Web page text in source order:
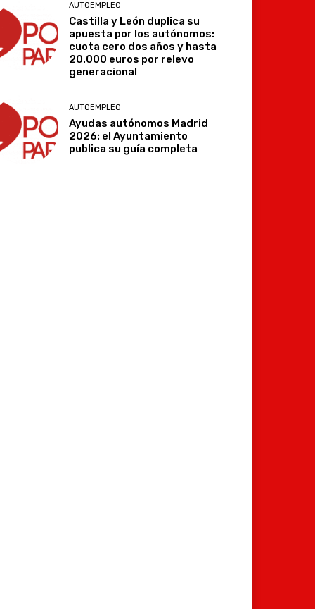
AUTOEMPLEO
Castilla y León duplica su
apuesta por los autónomos:
cuota cero dos años y hasta
20.000 euros por relevo
generacional
AUTOEMPLEO
Ayudas autónomos Madrid
2026: el Ayuntamiento
publica su guía completa